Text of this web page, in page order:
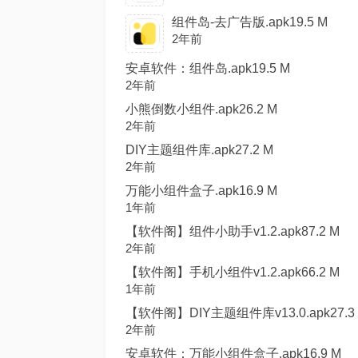
组件岛-去广告版.apk19.5 M
2年前
安卓软件：组件岛.apk19.5 M
2年前
小熊倒数小组件.apk26.2 M
2年前
DIY主题组件库.apk27.2 M
2年前
万能小组件盒子.apk16.9 M
1年前
【软件阁】组件小助手v1.2.apk87.2 M
2年前
【软件阁】手机小组件v1.2.apk66.2 M
1年前
【软件阁】DIY主题组件库v13.0.apk27.3
2年前
安卓软件：万能小组件盒子.apk16.9 M